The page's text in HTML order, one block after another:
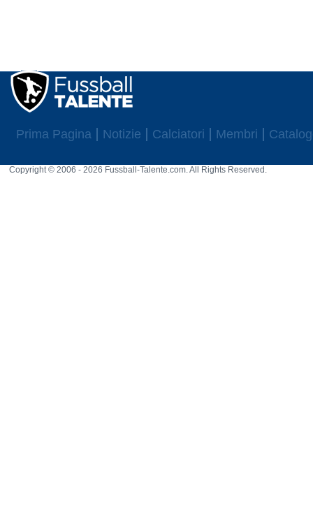
Prima Pagina Notizie Calciatori Membri
Copyright © 2006 - 2026 Fussball-Talente.com. All Rights Reserved.